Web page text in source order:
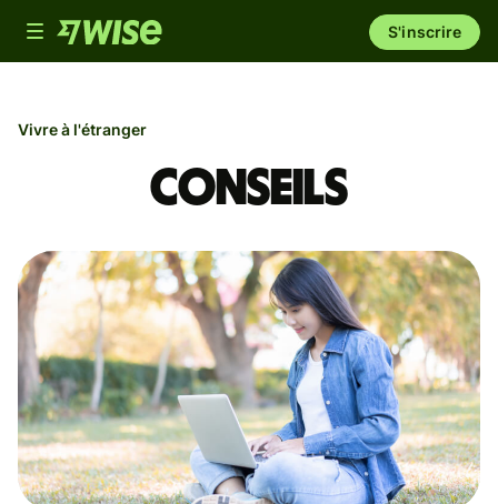
Toggle
navigation
S'inscrire
Vivre à l'étranger
Conseils